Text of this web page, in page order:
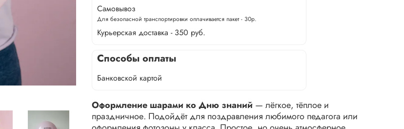
Самовывоз
Для безопасной транспортировки оплачивается пакет - 30р.
Курьерская доставка - 350 руб.
Способы оплаты
Банковской картой
Оформление шарами ко Дню знаний — лёгкое, тёплое и
праздничное. Подойдёт для поздравления любимого педагога или